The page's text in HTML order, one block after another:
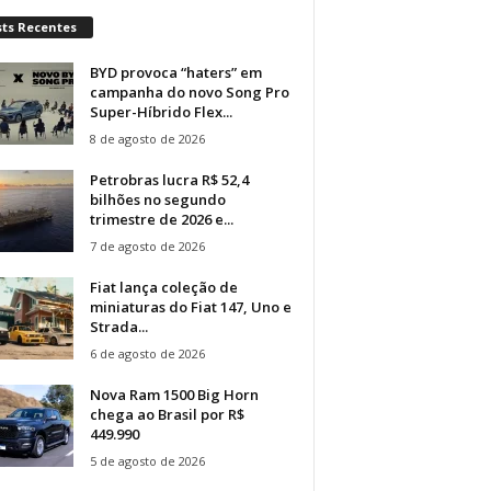
Recentes
BYD provoca “haters” em
campanha do novo Song Pro
Super-Híbrido Flex...
8 de agosto de 2026
Petrobras lucra R$ 52,4
bilhões no segundo
trimestre de 2026 e...
7 de agosto de 2026
Fiat lança coleção de
miniaturas do Fiat 147, Uno e
Strada...
6 de agosto de 2026
Nova Ram 1500 Big Horn
chega ao Brasil por R$
449.990
5 de agosto de 2026